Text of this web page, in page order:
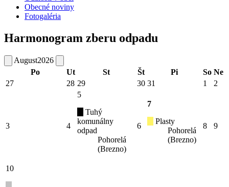
Obecné noviny
Fotogaléria
Harmonogram zberu odpadu
August2026
Po
Ut St Št Pi So Ne
27
28 29 30 31 1 2
3 4
5
Tuhý
komunálny
odpad
Pohorelá
(Brezno)
6
7
Plasty
Pohorelá
(Brezno)
8 9
10